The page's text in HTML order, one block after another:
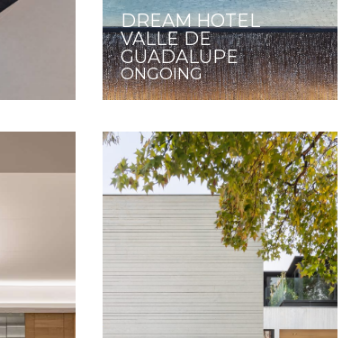
DREAM HOTEL
VALLE DE
GUADALUPE
ONGOING